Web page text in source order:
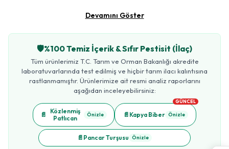
Devamını Göster
🛡️%100 Temiz İçerik & Sıfır Pestisit (İlaç)
Tüm ürünlerimiz T.C. Tarım ve Orman Bakanlığı akredite
laboratuvarlarında test edilmiş ve hiçbir tarım ilacı kalıntısına
rastlanmamıştır. Ürünlerimize ait resmi analiz raporlarını
aşağıdan inceleyebilirsiniz:
📄
Közlenmiş
Patlıcan
Önizle 📄 Kapya Biber
GÜNCEL
Önizle
📄 Pancar Turşusu Önizle